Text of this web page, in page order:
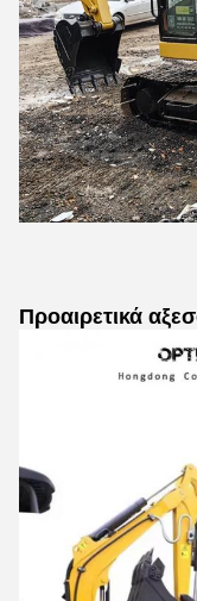
Προαιρετικά